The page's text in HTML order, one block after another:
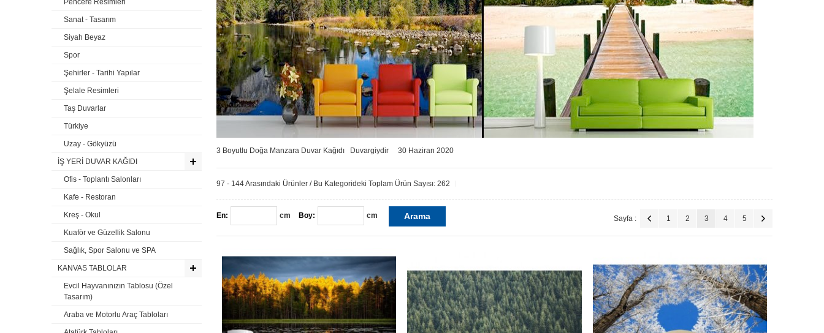
3 Boyutlu Doğa Manzara Duvar Kağıdı Duvargiydir 30 Haziran 2020
97 - 144 Arasındaki Ürünler / Bu Kategorideki Toplam Ürün Sayısı: 262
Sayfa : 1 2 3 4 5
En: cm Boy: cm Arama
Pencere Resimleri
Sanat - Tasarım
Siyah Beyaz
Spor
Şehirler - Tarihi Yapılar
Şelale Resimleri
Taş Duvarlar
Türkiye
Uzay - Gökyüzü
İŞ YERİ DUVAR KAĞIDI
Ofis - Toplantı Salonları
Kafe - Restoran
Kreş - Okul
Kuaför ve Güzellik Salonu
Sağlık, Spor Salonu ve SPA
KANVAS TABLOLAR
Evcil Hayvanınızın Tablosu (Özel
Tasarım)
Araba ve Motorlu Araç Tabloları